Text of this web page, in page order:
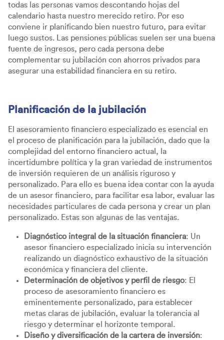
todas las personas vamos descontando hojas del
calendario hasta nuestro merecido retiro. Por eso
conviene ir planificando bien nuestro futuro, para evitar
luego sustos. Las pensiones públicas suelen ser una buena
fuente de ingresos, pero cada persona debe
complementar su jubilación con ahorros privados para
asegurar una estabilidad financiera en su retiro.
Planificación de la jubilación
El asesoramiento financiero especializado es esencial en
el proceso de planificación para la jubilación, dado que la
complejidad del entorno financiero actual, la
incertidumbre política y la gran variedad de instrumentos
de inversión requieren de un análisis riguroso y
personalizado. Para ello es buena idea contar con la ayuda
de un asesor financiero, para facilitar esa labor, evaluar las
necesidades particulares de cada persona y crear un plan
personalizado. Estas son algunas de las ventajas.
Diagnóstico integral de la situación financiera: Un
asesor financiero especializado inicia su intervención
realizando un diagnóstico exhaustivo de la situación
económica y financiera del cliente.
Determinación de objetivos y perfil de riesgo: El
proceso de asesoramiento financiero es
eminentemente personalizado, para establecer
metas claras de jubilación, evaluar la tolerancia al
riesgo y determinar el horizonte temporal.
Diseño y diversificación de la cartera de inversión: